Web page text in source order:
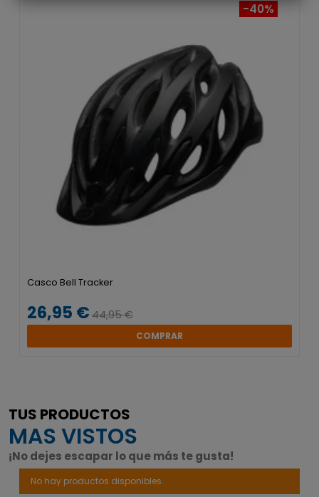
-40%
Casco Bell Tracker
26,95 €44,95 €
COMPRAR
TUS PRODUCTOS
MAS VISTOS
¡No dejes escapar lo que más te gusta!
No hay productos disponibles.